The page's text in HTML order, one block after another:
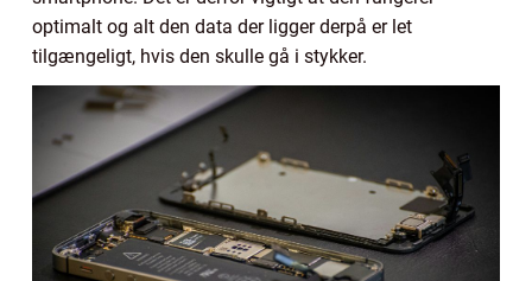
optimalt og alt den data der ligger derpå er let
tilgængeligt, hvis den skulle gå i stykker.